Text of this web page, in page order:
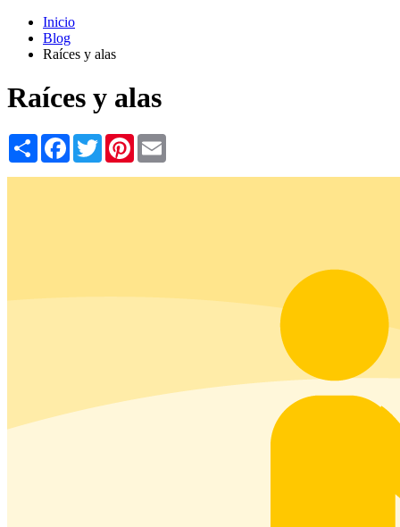
Inicio
Blog
Raíces y alas
Raíces y alas
Share Facebook
TwitterPinterest